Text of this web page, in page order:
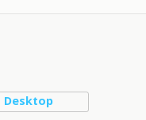
Desktop